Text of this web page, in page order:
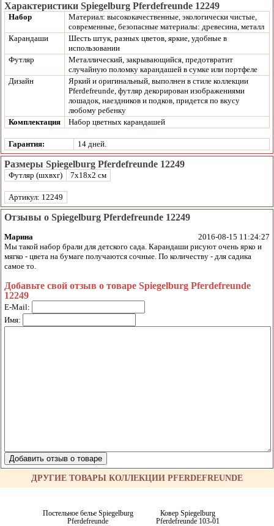
Характеристики Spiegelburg Pferdefreunde 12249
Набор
Материал: высококачественные, экологически чистые,
современные, безопасные материалы: древесина, металл
Карандаши
Шесть штук, разных цветов, яркие, удобные в
использовании
Футляр
Металлический, закрывающийся, предотвратит
случайную поломку карандашей в сумке или портфеле
Дизайн
Яркий и оригинальный, выполнен в стиле коллекции
Pferdefreunde, футляр декорирован изображениями
лошадок, наездников и подков, придется по вкусу
любому ребенку
Комплектация
Набор цветных карандашей
Гарантия: 14 дней.
Размеры Spiegelburg Pferdefreunde 12249
Футляр (шхвхг) 7х18х2 см
Артикул: 12249
Отзывы о Spiegelburg Pferdefreunde 12249
Марина
2016-08-15 11:24:27
Мы такой набор брали для детского сада. Карандаши рисуют очень ярко и
мягко - цвета на бумаге получаются сочные. По количеству - для садика
самое то.
Добавьте свой отзыв о товаре Spiegelburg Pferdefreunde
12249
E-Mail:
Имя:
ДРУГИЕ ТОВАРЫ КОЛЛЕКЦИИ PFERDEFREUNDE
Постельное белье Spiegelburg
Pferdefreunde
Ковер Spiegelburg
Pferdefreunde 103-01